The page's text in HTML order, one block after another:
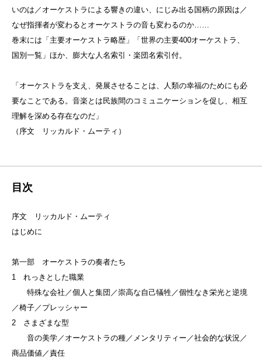
いのは／オーケストラによる響きの違い、にじみ出る国柄の原因は／
なぜ指揮者が変わるとオーケストラの音も変わるのか……
巻末には「主要オーケストラ略歴」「世界の主要400オーケストラ、
国別一覧」ほか、膨大な人名索引・楽団名索引付。
「オーケストラを支え、発展させることは、人類の幸福のためにも必
要なことである。音楽とは民族間のコミュニケーションを促し、相互
理解を深める存在なのだ」
（序文 リッカルド・ムーティ）
目次
序文 リッカルド・ムーティ
はじめに
第一部 オーケストラの奏者たち
1 れっきとした職業
特殊な会社／個人と集団／崇高な自己犠牲／個性なき栄光と逆境
／椅子／プレッシャー
2 さまざまな型
音の美学／オーケストラの種／メンタリティー／社会的な状況／
商品価値／責任